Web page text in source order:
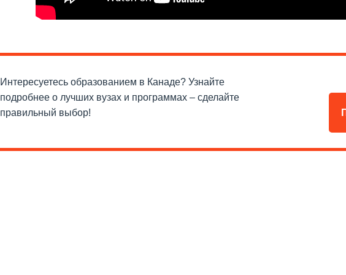
Интересуетесь образованием в Канаде? Узнайте
подробнее о лучших вузах и программах – сделайте
правильный выбор!